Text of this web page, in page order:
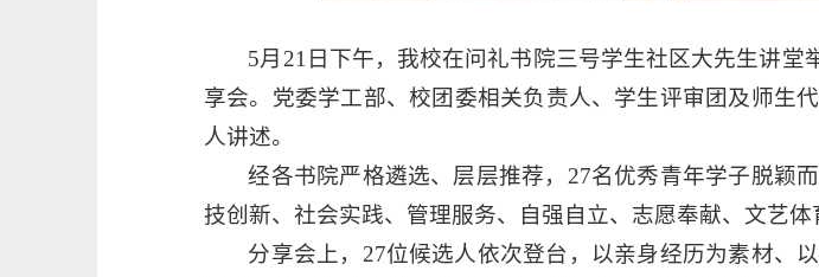
5月21日下午，我校在问礼书院三号学生社区大先生讲
享会。党委学工部、校团委相关负责人、学生评审团及师生
人讲述。
经各书院严格遴选、层层推荐，27名优秀青年学子脱颖
技创新、社会实践、管理服务、自强自立、志愿奉献、文艺体
分享会上，27位候选人依次登台，以亲身经历为素材、